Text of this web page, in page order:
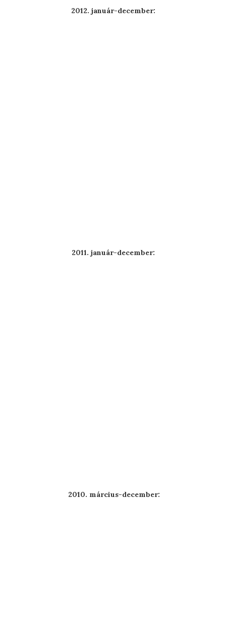
2012. január-december:
2011. január-december:
2010. március-december: